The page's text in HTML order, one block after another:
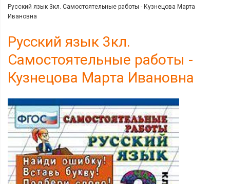
Русский язык 3кл. Самостоятельные работы - Кузнецова Марта
Ивановна
Русский язык 3кл.
Самостоятельные работы -
Кузнецова Марта Ивановна